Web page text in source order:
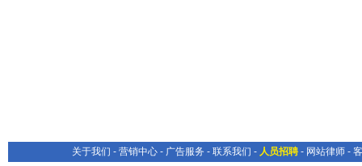
关于我们 - 营销中心 - 广告服务 - 联系我们 - 人员招聘 - 网站律师 -